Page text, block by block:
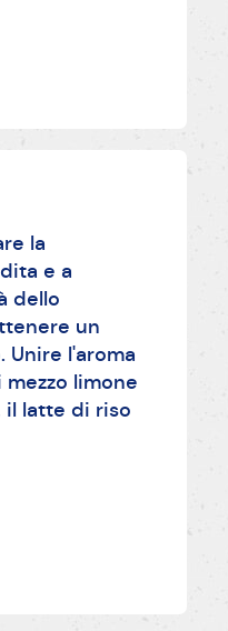
la
e a
dello
un
Unire l'aroma
mezzo limone
il latte di riso